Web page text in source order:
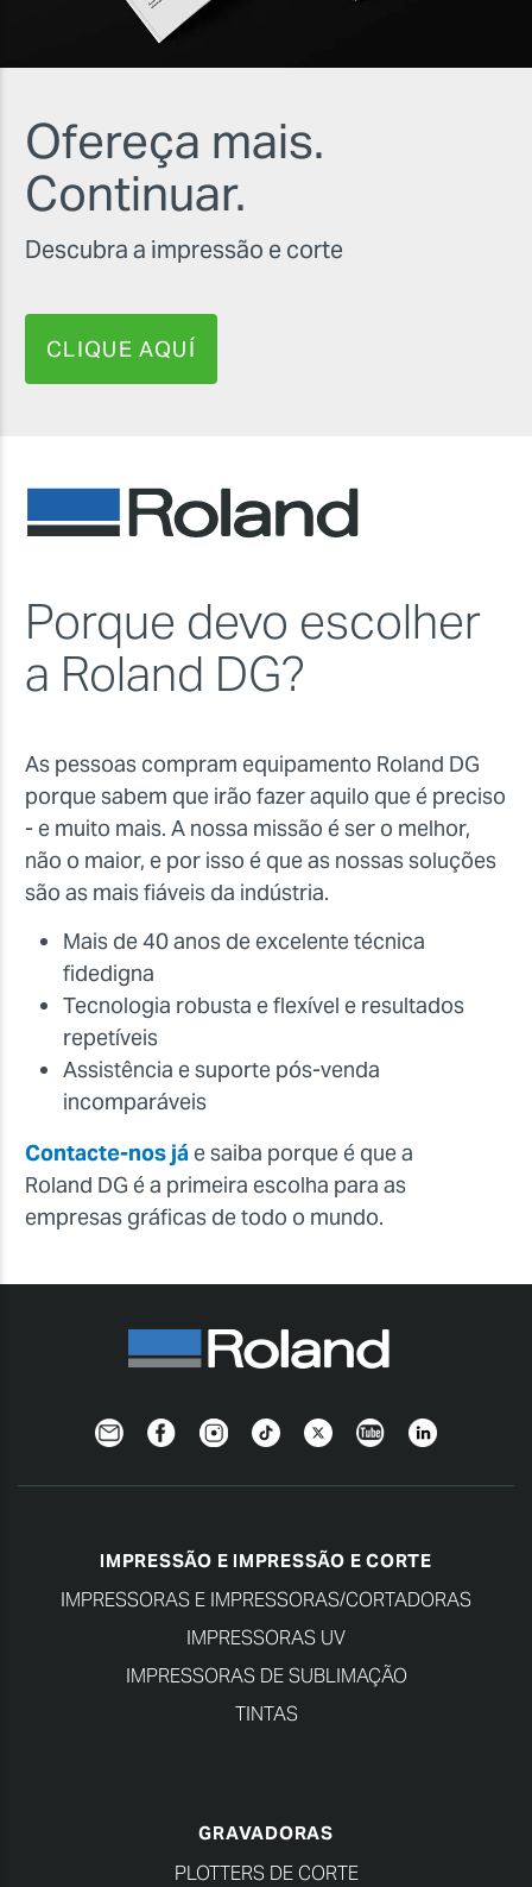
Ofereça mais.
Continuar.
Descubra a impressão e corte
CLIQUE AQUÍ
Porque devo escolher
a Roland DG?
As pessoas compram equipamento Roland DG
porque sabem que irão fazer aquilo que é preciso
- e muito mais. A nossa missão é ser o melhor,
não o maior, e por isso é que as nossas soluções
são as mais fiáveis da indústria.
Mais de 40 anos de excelente técnica
fidedigna
Tecnologia robusta e flexível e resultados
repetíveis
Assistência e suporte pós-venda
incomparáveis
Contacte-nos já e saiba porque é que a
Roland DG é a primeira escolha para as
empresas gráficas de todo o mundo.
NewsletterFacebookInstagramTikTokTwitterYouTubeLinkedin
IMPRESSÃO E IMPRESSÃO E CORTE
IMPRESSORAS E IMPRESSORAS/CORTADORAS
IMPRESSORAS UV
IMPRESSORAS DE SUBLIMAÇÃO
TINTAS
GRAVADORAS
PLOTTERS DE CORTE